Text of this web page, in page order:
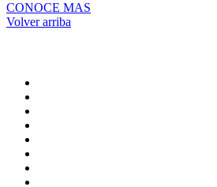
CONOCE MAS
Volver arriba